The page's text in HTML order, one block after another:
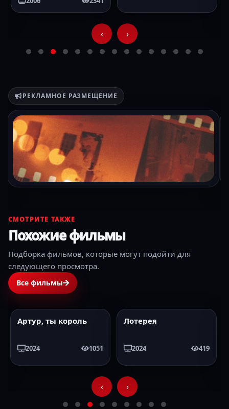
‹ ›
РЕКЛАМНОЕ РАЗМЕЩЕНИЕ
СМОТРИТЕ ТАКЖЕ
Похожие фильмы
Подборка фильмов, которые могут подойти для
следующего просмотра.
Все фильмы
2024 HD
Артур, ты король
2024 1051
2024 HD
Лотерея
2024 419
‹ ›